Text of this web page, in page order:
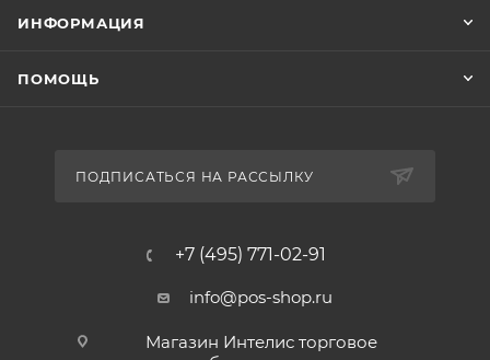
ИНФОРМАЦИЯ
ПОМОЩЬ
ПОДПИСАТЬСЯ НА РАССЫЛКУ
+7 (495) 771-02-91
info@pos-shop.ru
Магазин Интелис торговое